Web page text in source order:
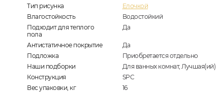
Тип рисунка
Елочкой
Влагостойкость
Водостойкий
Подходит для теплого
пола
Да
Антистатичное покрытие
Да
Подложка
Приобретается отдельно
Наши подборки
Для ванных комнат, Лучшая(ий)
Конструкция
SPC
Вес упаковки, кг
16